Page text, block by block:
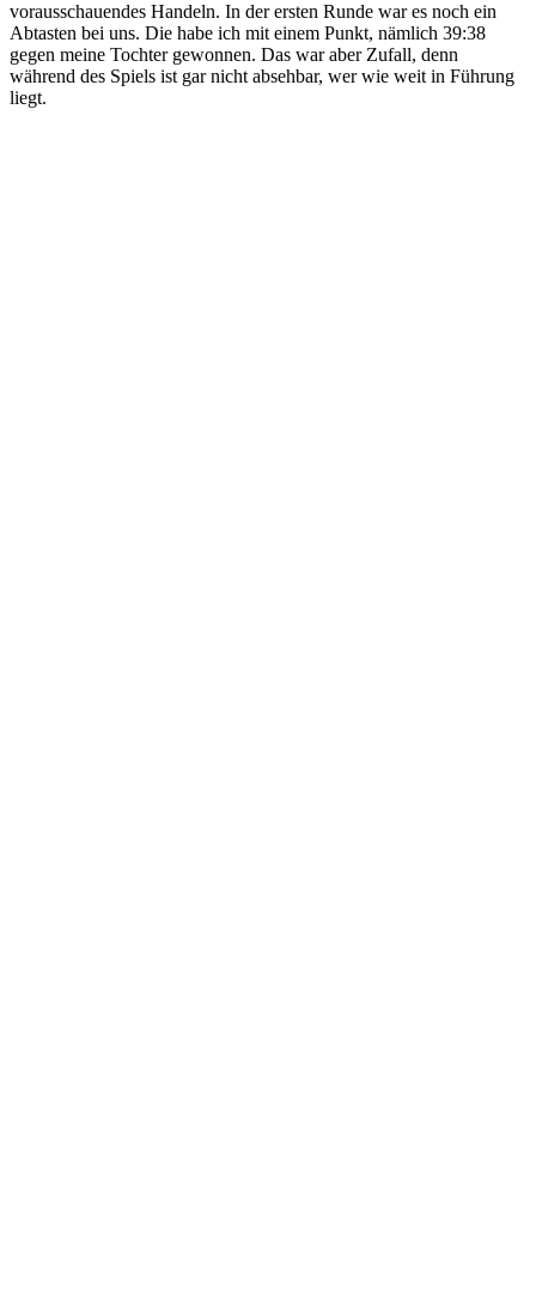
vorausschauendes Handeln. In der ersten Runde war es noch ein
Abtasten bei uns. Die habe ich mit einem Punkt, nämlich 39:38
gegen meine Tochter gewonnen. Das war aber Zufall, denn
während des Spiels ist gar nicht absehbar, wer wie weit in Führung
liegt.